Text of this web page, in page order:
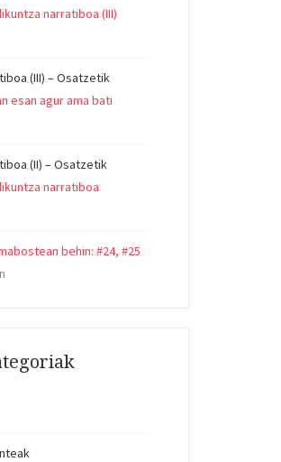
narratiboa (III)
(III) – Osatzetik
esan agur ama bati
(II) – Osatzetik
narratiboa
behin: #24, #25